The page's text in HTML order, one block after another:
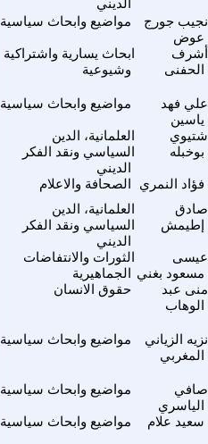
الديني
مواضيع وابحاث سياسية
نجيب جورج
عوض
ابحاث يسارية واشتراكية
وشيوعية
أشرف
الحفنى
مواضيع وابحاث سياسية
علي فهد
ياسين
العلمانية، الدين
السياسي ونقد الفكر
الديني
شتيوي
بوخبله
الصحافة والاعلام فؤاد النمري
العلمانية، الدين
السياسي ونقد الفكر
الديني
صادق
إطيمش
الثورات والانتفاضات
الجماهيرية
عيسى
مسعود بغني
حقوق الانسان
منى عبد
الوهاب
مواضيع وابحاث سياسية
نزيه الزياني
المغربي
مواضيع وابحاث سياسية
صافي
الياسري
مواضيع وابحاث سياسية سعيد علام